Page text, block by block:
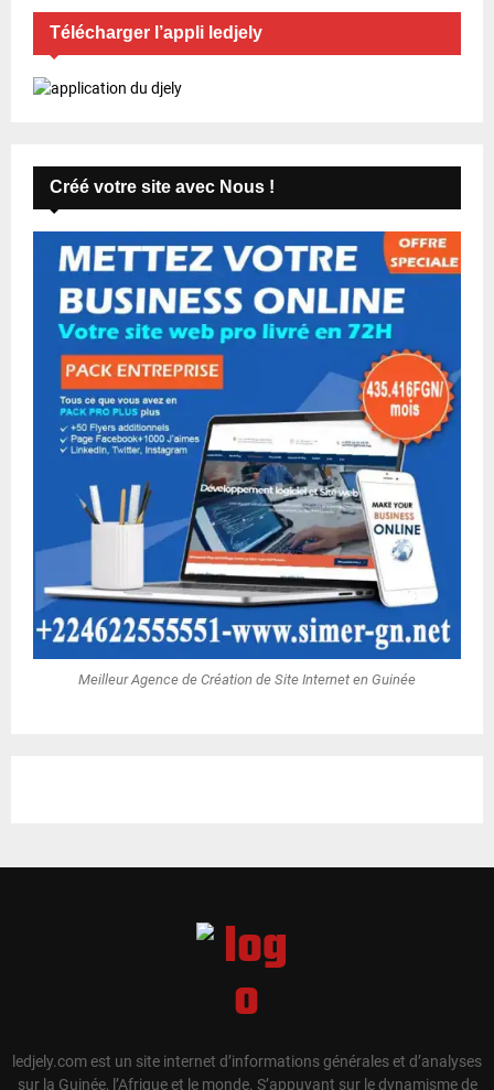
Télécharger l’appli ledjely
Créé votre site avec Nous !
Meilleur Agence de Création de Site Internet en Guinée
ledjely.com est un site internet d’informations générales et d’analyses
sur la Guinée, l’Afrique et le monde. S’appuyant sur le dynamisme de